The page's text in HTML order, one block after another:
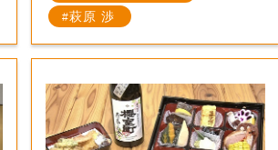
萩原 渉